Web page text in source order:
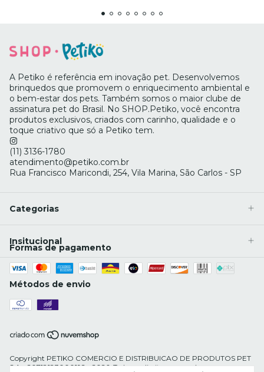
A Petiko é referência em inovação pet. Desenvolvemos
brinquedos que promovem o enriquecimento ambiental e
o bem-estar dos pets. Também somos o maior clube de
assinatura pet do Brasil. No SHOP.Petiko, você encontra
produtos exclusivos, criados com carinho, qualidade e o
toque criativo que só a Petiko tem.
(11) 3136-1780
atendimento@petiko.com.br
Rua Francisco Maricondi, 254, Vila Marina, São Carlos - SP
Categorias
Insitucional
Formas de pagamento
Métodos de envio
Copyright PETIKO COMERCIO E DISTRIBUICAO DE PRODUTOS PET
S.A - 20718183000192 - 2026. Todos os direitos reservados.